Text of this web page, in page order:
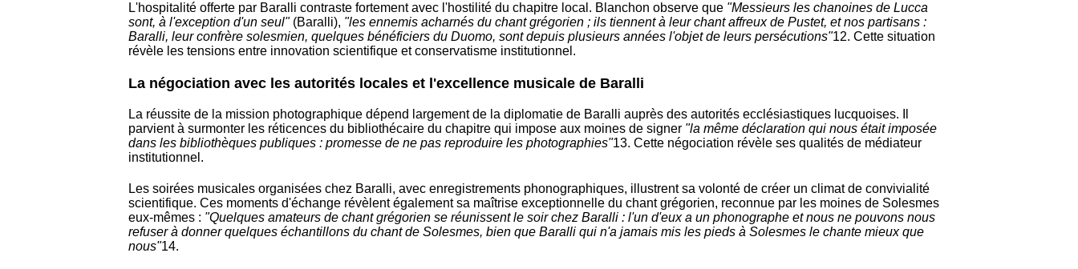
L'hospitalité offerte par Baralli contraste fortement avec l'hostilité du chapitre local. Blanchon observe que "Messieurs les chanoines de Lucca
sont, à l'exception d'un seul"(Baralli), "les ennemis acharnés du chant grégorien ; ils tiennent à leur chant affreux de Pustet, et nos partisans :
Baralli, leur confrère solesmien, quelques bénéficiers du Duomo, sont depuis plusieurs années l'objet de leurs persécutions"12. Cette situation
révèle les tensions entre innovation scientifique et conservatisme institutionnel.
La négociation avec les autorités locales et l'excellence musicale de Baralli
La réussite de la mission photographique dépend largement de la diplomatie de Baralli auprès des autorités ecclésiastiques lucquoises. Il
parvient à surmonter les réticences du bibliothécaire du chapitre qui impose aux moines de signer "la même déclaration qui nous était imposée
dans les bibliothèques publiques : promesse de ne pas reproduire les photographies"13. Cette négociation révèle ses qualités de médiateur
institutionnel.
Les soirées musicales organisées chez Baralli, avec enregistrements phonographiques, illustrent sa volonté de créer un climat de convivialité
scientifique. Ces moments d'échange révèlent également sa maîtrise exceptionnelle du chant grégorien, reconnue par les moines de Solesmes
eux-mêmes : "Quelques amateurs de chant grégorien se réunissent le soir chez Baralli : l'un d'eux a un phonographe et nous ne pouvons nous
refuser à donner quelques échantillons du chant de Solesmes, bien que Baralli qui n'a jamais mis les pieds à Solesmes le chante mieux que
nous"14.